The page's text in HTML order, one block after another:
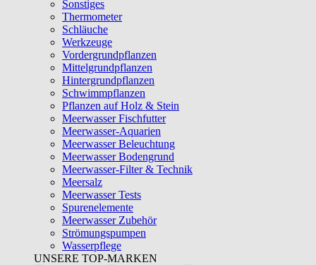
Sonstiges
Thermometer
Schläuche
Werkzeuge
Vordergrundpflanzen
Mittelgrundpflanzen
Hintergrundpflanzen
Schwimmpflanzen
Pflanzen auf Holz & Stein
Meerwasser Fischfutter
Meerwasser-Aquarien
Meerwasser Beleuchtung
Meerwasser Bodengrund
Meerwasser-Filter & Technik
Meersalz
Meerwasser Tests
Spurenelemente
Meerwasser Zubehör
Strömungspumpen
Wasserpflege
UNSERE TOP-MARKEN